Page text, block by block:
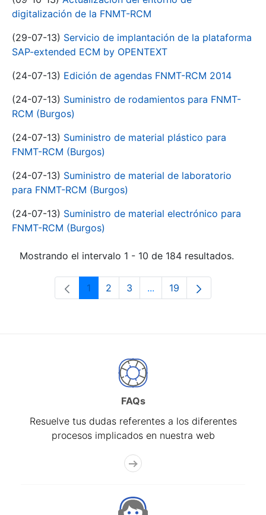
digitalización de la FNMT-RCM
(29-07-13) Servicio de implantación de la plataforma
SAP-extended ECM by OPENTEXT
(24-07-13) Edición de agendas FNMT-RCM 2014
(24-07-13) Suministro de rodamientos para FNMT-
RCM (Burgos)
(24-07-13) Suministro de material plástico para
FNMT-RCM (Burgos)
(24-07-13) Suministro de material de laboratorio
para FNMT-RCM (Burgos)
(24-07-13) Suministro de material electrónico para
FNMT-RCM (Burgos)
Mostrando el intervalo 1 - 10 de 184 resultados.
Página
1 Página
2 Página
3 ...Páginas intermedias Use
Página
19
FAQs
Resuelve tus dudas referentes a los diferentes
procesos implicados en nuestra web